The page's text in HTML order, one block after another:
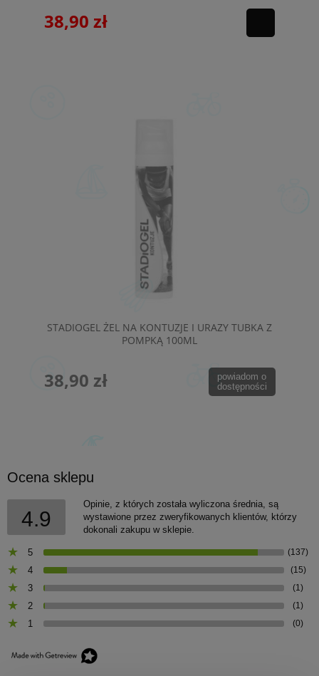
38,90 zł
STADIOGEL ŻEL NA KONTUZJE I URAZY TUBKA Z
POMPKĄ 100ML
38,90 zł
powiadom o
dostępności
Ocena sklepu
4.9
Opinie, z których została wyliczona średnia, są
wystawione przez zweryfikowanych klientów, którzy
dokonali zakupu w sklepie.
5 (137)
4 (15)
3 (1)
2 (1)
1 (0)